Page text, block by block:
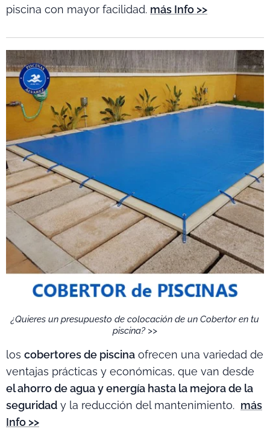
piscina con mayor facilidad. más Info >>
¿Quieres un presupuesto de colocación de un Cobertor en tu
piscina? >>
los cobertores de piscina ofrecen una variedad de
ventajas prácticas y económicas, que van desde
el ahorro de agua y energía hasta la mejora de la
seguridad y la reducción del mantenimiento. más
Info >>